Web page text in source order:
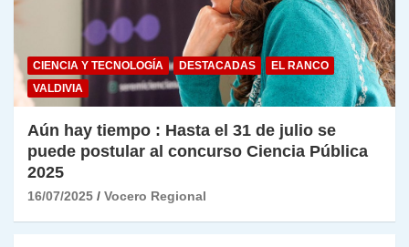
CIENCIA Y TECNOLOGÍA DESTACADAS
EL RANCO
VALDIVIA
Aún hay tiempo : Hasta el 31 de julio se
puede postular al concurso Ciencia Pública
2025
16/07/2025 Vocero Regional